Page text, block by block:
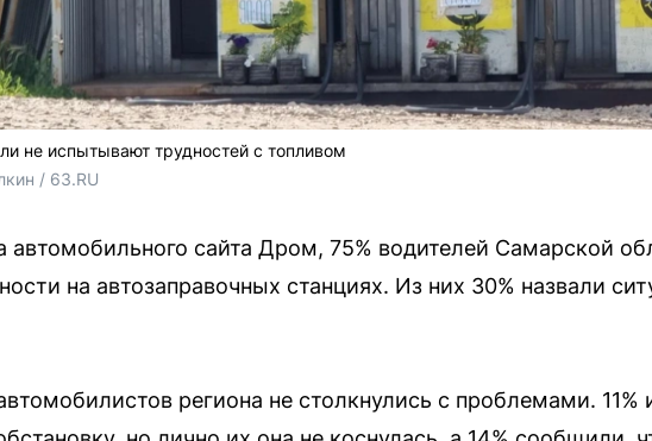
не испытывают трудностей с топливом
/ 63.RU
сайта Дром, 75% водителей Самарской
на автозаправочных станциях. Из них 30% назвали
региона не столкнулись с проблемами. 11%